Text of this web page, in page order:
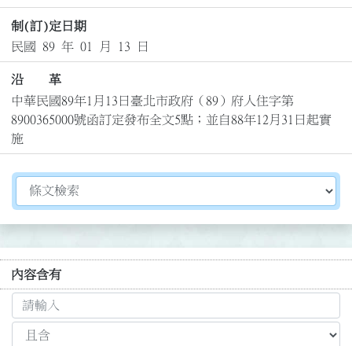
制(訂)定日期
民國 89 年 01 月 13 日
沿 革
中華民國89年1月13日臺北市政府（89）府人住字第
8900365000號函訂定發布全文5點；並自88年12月31日起實
施
切換選擇法規資訊內容
內容含有